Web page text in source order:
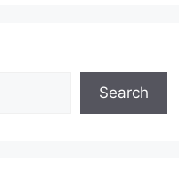
Search